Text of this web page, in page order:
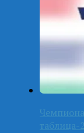
таблица-